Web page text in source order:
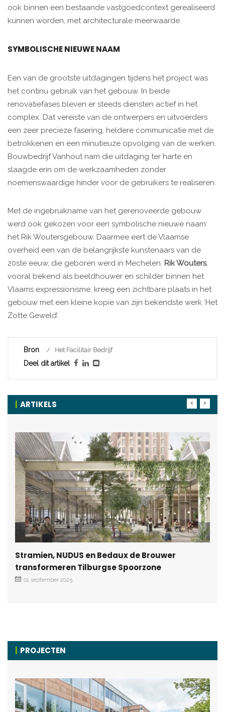
ook binnen een bestaande vastgoedcontext gerealiseerd
kunnen worden, met architecturale meerwaarde.
SYMBOLISCHE NIEUWE NAAM
Een van de grootste uitdagingen tijdens het project was
het continu gebruik van het gebouw. In beide
renovatiefases bleven er steeds diensten actief in het
complex. Dat vereiste van de ontwerpers en uitvoerders
een zeer precieze fasering, heldere communicatie met de
betrokkenen en een minutieuze opvolging van de werken.
Bouwbedrijf Vanhout nam die uitdaging ter harte en
slaagde erin om de werkzaamheden zonder
noemenswaardige hinder voor de gebruikers te realiseren.
Met de ingebruikname van het gerenoveerde gebouw
werd ook gekozen voor een symbolische nieuwe naam:
het Rik Woutersgebouw. Daarmee eert de Vlaamse
overheid een van de belangrijkste kunstenaars van de
20ste eeuw, die geboren werd in Mechelen. Rik Wouters,
vooral bekend als beeldhouwer en schilder binnen het
Vlaams expressionisme, kreeg een zichtbare plaats in het
gebouw met een kleine kopie van zijn bekendste werk ‘Het
Zotte Geweld’.
Bron Het Facilitair Bedrijf
Deel dit artikel
ARTIKELS
Stramien, NUDUS en Bedaux de Brouwer
transformeren Tilburgse Spoorzone
01 september 2025
PROJECTEN